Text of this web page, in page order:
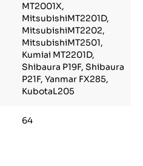
MT2001X,
MitsubishiMT2201D,
MitsubishiMT2202,
MitsubishiMT2501,
Kumiai MT2201D,
Shibaura P19F, Shibaura
P21F, Yanmar FX285,
KubotaL205
64